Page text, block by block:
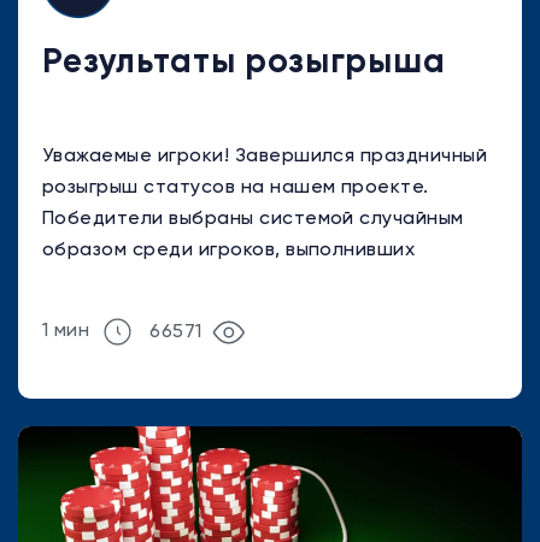
Результаты розыгрыша
Уважаемые игроки! Завершился праздничный
розыгрыш статусов на нашем проекте.
Победители выбраны системой случайным
образом среди игроков, выполнивших
1 мин
66571